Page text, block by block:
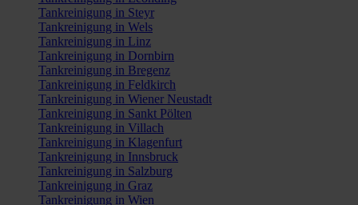
Tankreinigung in Steyr
Tankreinigung in Wels
Tankreinigung in Linz
Tankreinigung in Dornbirn
Tankreinigung in Bregenz
Tankreinigung in Feldkirch
Tankreinigung in Wiener Neustadt
Tankreinigung in Sankt Pölten
Tankreinigung in Villach
Tankreinigung in Klagenfurt
Tankreinigung in Innsbruck
Tankreinigung in Salzburg
Tankreinigung in Graz
Tankreinigung in Wien